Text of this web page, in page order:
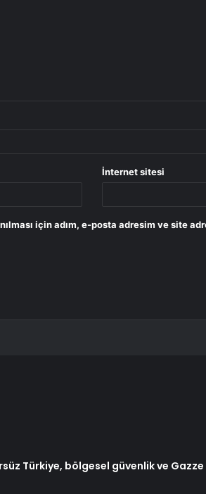
İnternet sitesi
için adım, e-posta adresim ve site
Türkiye, bölgesel güvenlik ve Gazze